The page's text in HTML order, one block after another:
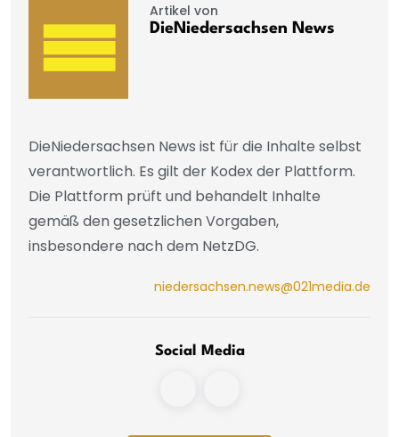
Artikel von
DieNiedersachsen News
DieNiedersachsen News ist für die Inhalte selbst
verantwortlich. Es gilt der Kodex der Plattform.
Die Plattform prüft und behandelt Inhalte
gemäß den gesetzlichen Vorgaben,
insbesondere nach dem NetzDG.
niedersachsen.news@021media.de
Social Media